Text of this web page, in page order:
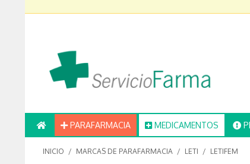
PARAFARMACIA MEDICAMENTOS
INICIO / MARCAS DE PARAFARMACIA / LETI / LETIFEM